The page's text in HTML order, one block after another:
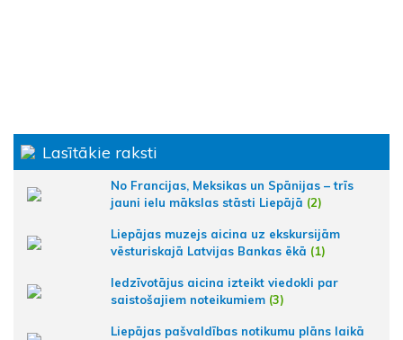
Lasītākie raksti
No Francijas, Meksikas un Spānijas – trīs
jauni ielu mākslas stāsti Liepājā (2)
Liepājas muzejs aicina uz ekskursijām
vēsturiskajā Latvijas Bankas ēkā (1)
Iedzīvotājus aicina izteikt viedokli par
saistošajiem noteikumiem (3)
Liepājas pašvaldības notikumu plāns laikā